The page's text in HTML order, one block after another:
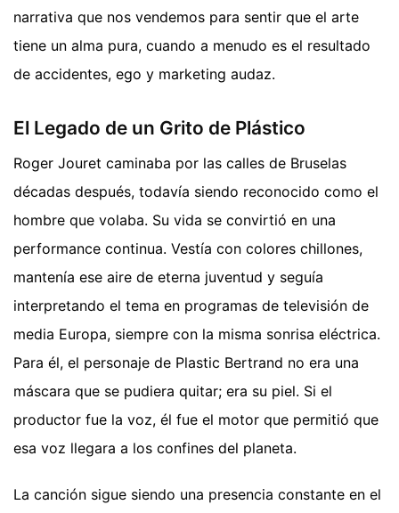
narrativa que nos vendemos para sentir que el arte
tiene un alma pura, cuando a menudo es el resultado
de accidentes, ego y marketing audaz.
El Legado de un Grito de Plástico
Roger Jouret caminaba por las calles de Bruselas
décadas después, todavía siendo reconocido como el
hombre que volaba. Su vida se convirtió en una
performance continua. Vestía con colores chillones,
mantenía ese aire de eterna juventud y seguía
interpretando el tema en programas de televisión de
media Europa, siempre con la misma sonrisa eléctrica.
Para él, el personaje de Plastic Bertrand no era una
máscara que se pudiera quitar; era su piel. Si el
productor fue la voz, él fue el motor que permitió que
esa voz llegara a los confines del planeta.
La canción sigue siendo una presencia constante en el